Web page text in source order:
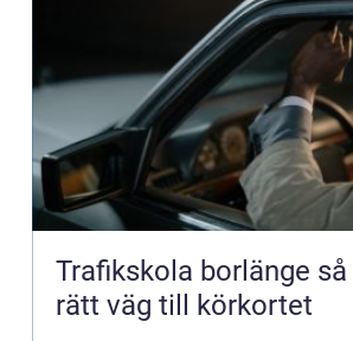
Trafikskola borlänge så väljer du
rätt väg till körkortet